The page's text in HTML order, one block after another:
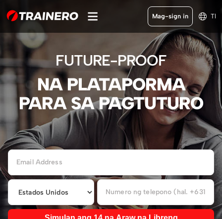
Mag-sign in Tl
FUTURE-PROOF
NA PLATAPORMA
PARA SA PAGTUTURO